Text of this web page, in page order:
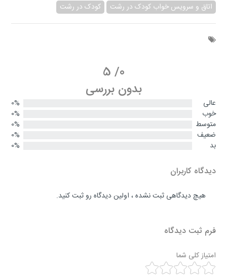
اتاق و سرویس خواب کودک در رشت کودک در رشت
0
/
5
بدون بررسی
عالی
0%
خوب
0%
متوسط
0%
ضعیف
0%
بد
0%
دیدگاه کاربران
هیچ دیدگاهی ثبت نشده ، اولین دیدگاه رو ثبت کنید.
فرم ثبت دیدگاه
امتیاز کلی شما